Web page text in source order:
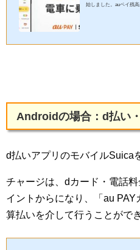
始しました。auペイ残
Androidの場合：d払い
d払いアプリのモバイルSuica
チャージは、dカード・電話
イントからになり、「au
算払いを介して行うことがで